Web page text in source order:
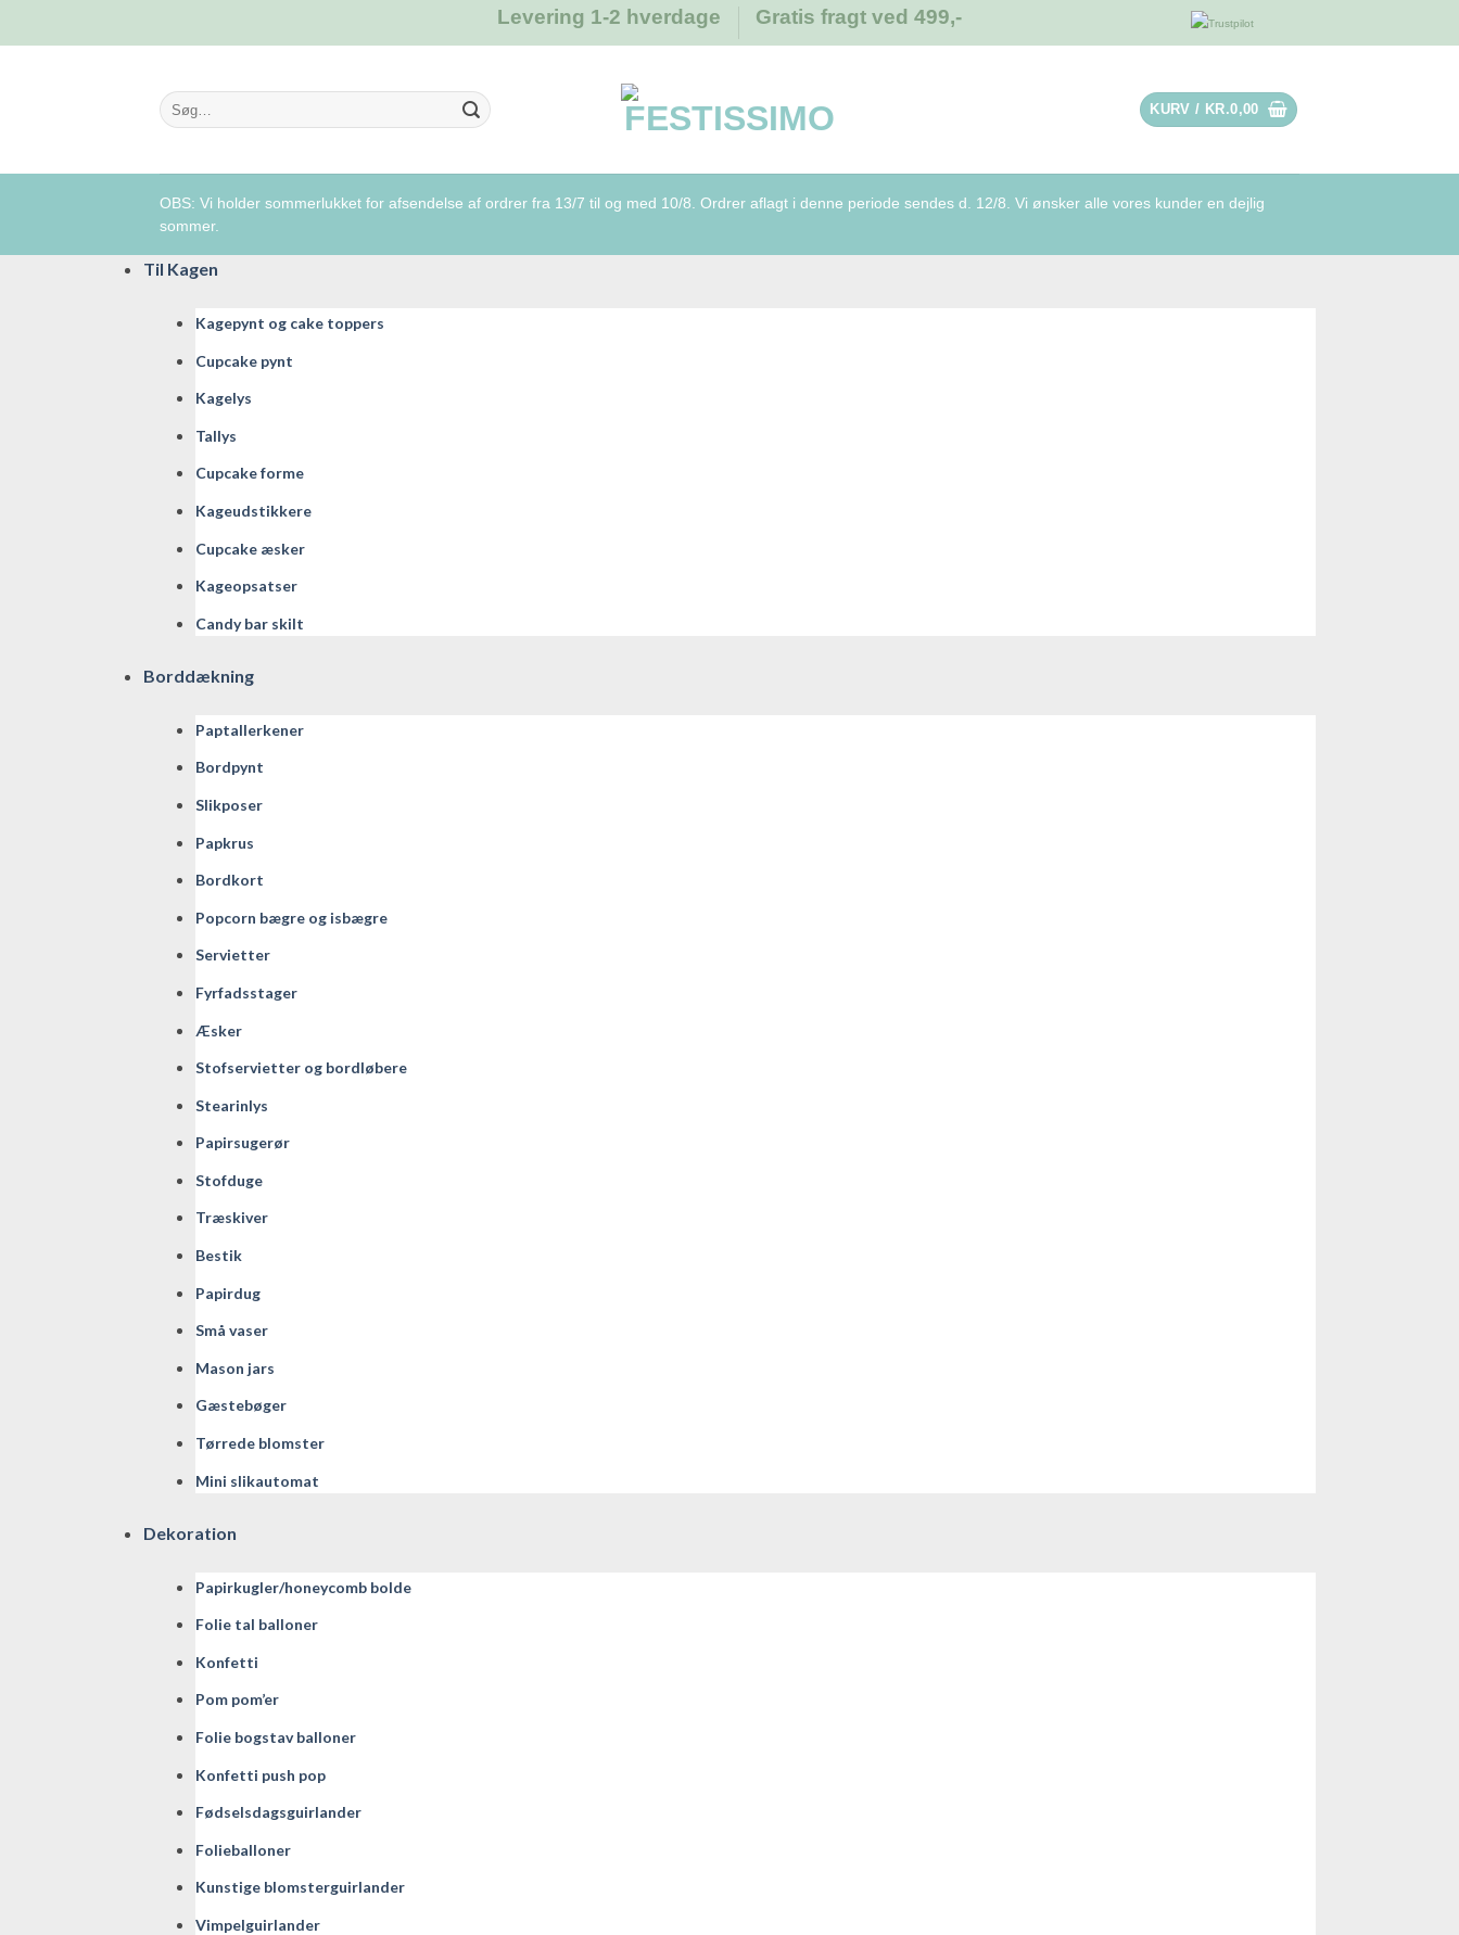
Levering 1-2 hverdage Gratis fragt ved 499,-
Søg
efter:
KURV / KR.0,00
OBS: Vi holder sommerlukket for afsendelse af ordrer fra 13/7 til og med 10/8. Ordrer aflagt i denne periode sendes d. 12/8. Vi ønsker alle vores kunder en dejlig
sommer.
Til Kagen
Kagepynt og cake toppers
Cupcake pynt
Kagelys
Tallys
Cupcake forme
Kageudstikkere
Cupcake æsker
Kageopsatser
Candy bar skilt
Borddækning
Paptallerkener
Bordpynt
Slikposer
Papkrus
Bordkort
Popcorn bægre og isbægre
Servietter
Fyrfadsstager
Æsker
Stofservietter og bordløbere
Stearinlys
Papirsugerør
Stofduge
Træskiver
Bestik
Papirdug
Små vaser
Mason jars
Gæstebøger
Tørrede blomster
Mini slikautomat
Dekoration
Papirkugler/honeycomb bolde
Folie tal balloner
Konfetti
Pom pom’er
Folie bogstav balloner
Konfetti push pop
Fødselsdagsguirlander
Folieballoner
Kunstige blomsterguirlander
Vimpelguirlander